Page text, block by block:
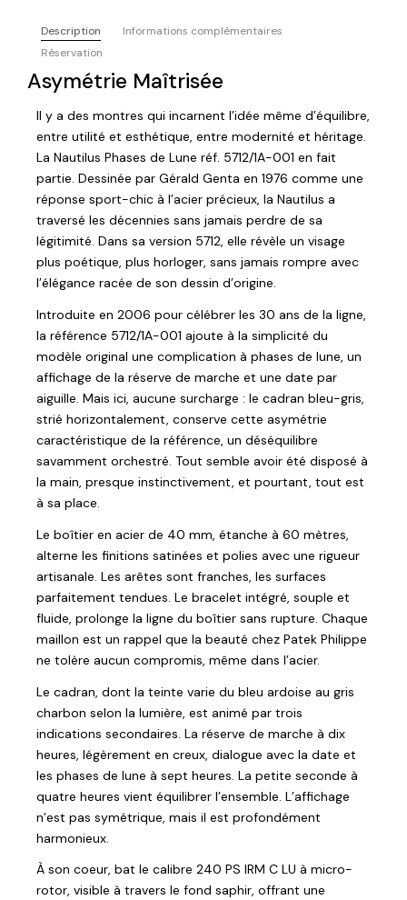
Description
Informations complémentaires
Réservation
Asymétrie Maîtrisée
Il y a des montres qui incarnent l’idée même d’équilibre,
entre utilité et esthétique, entre modernité et héritage.
La Nautilus Phases de Lune réf. 5712/1A-001 en fait
partie. Dessinée par Gérald Genta en 1976 comme une
réponse sport-chic à l’acier précieux, la Nautilus a
traversé les décennies sans jamais perdre de sa
légitimité. Dans sa version 5712, elle révèle un visage
plus poétique, plus horloger, sans jamais rompre avec
l’élégance racée de son dessin d’origine.
Introduite en 2006 pour célébrer les 30 ans de la ligne,
la référence 5712/1A-001 ajoute à la simplicité du
modèle original une complication à phases de lune, un
affichage de la réserve de marche et une date par
aiguille. Mais ici, aucune surcharge : le cadran bleu-gris,
strié horizontalement, conserve cette asymétrie
caractéristique de la référence, un déséquilibre
savamment orchestré. Tout semble avoir été disposé à
la main, presque instinctivement, et pourtant, tout est
à sa place.
Le boîtier en acier de 40 mm, étanche à 60 mètres,
alterne les finitions satinées et polies avec une rigueur
artisanale. Les arêtes sont franches, les surfaces
parfaitement tendues. Le bracelet intégré, souple et
fluide, prolonge la ligne du boîtier sans rupture. Chaque
maillon est un rappel que la beauté chez Patek Philippe
ne tolère aucun compromis, même dans l’acier.
Le cadran, dont la teinte varie du bleu ardoise au gris
charbon selon la lumière, est animé par trois
indications secondaires. La réserve de marche à dix
heures, légèrement en creux, dialogue avec la date et
les phases de lune à sept heures. La petite seconde à
quatre heures vient équilibrer l’ensemble. L’affichage
n’est pas symétrique, mais il est profondément
harmonieux.
À son coeur, bat le calibre 240 PS IRM C LU à micro-
rotor, visible à travers le fond saphir, offrant une